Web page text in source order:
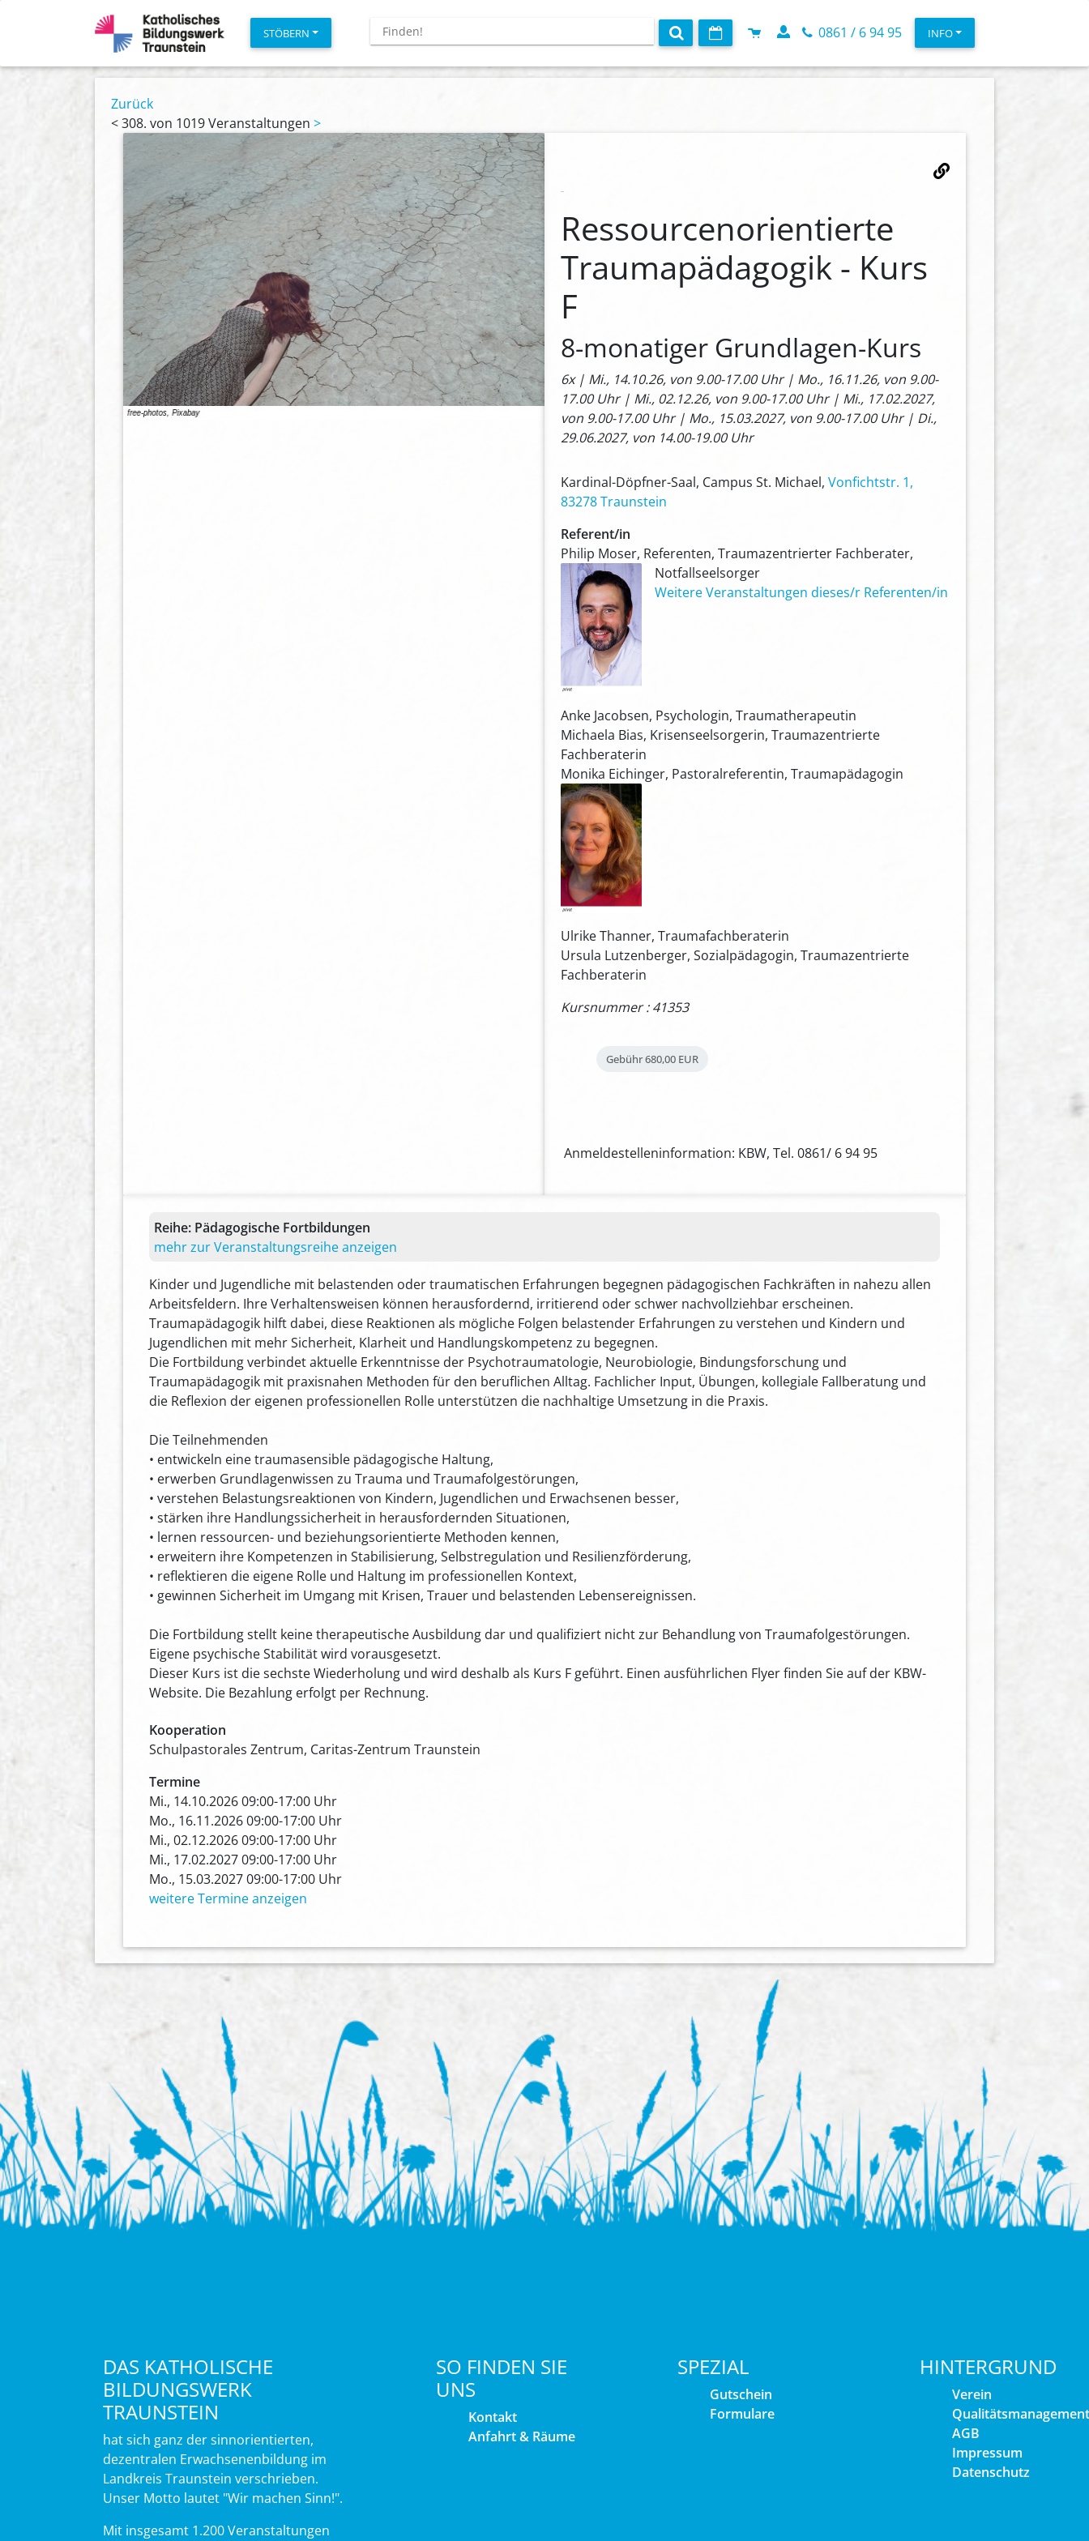
STÖBERN 0861 / 6 94 95 INFO
Zurück
<308. von 1019 Veranstaltungen >
Ressourcenorientierte
Traumapädagogik - Kurs
F
8-monatiger Grundlagen-Kurs
6x | Mi., 14.10.26, von 9.00-17.00 Uhr | Mo., 16.11.26, von 9.00-
17.00 Uhr | Mi., 02.12.26, von 9.00-17.00 Uhr | Mi., 17.02.2027,
von 9.00-17.00 Uhr | Mo., 15.03.2027, von 9.00-17.00 Uhr | Di.,
29.06.2027, von 14.00-19.00 Uhr
Kardinal-Döpfner-Saal, Campus St. Michael, Vonfichtstr. 1,
83278 Traunstein
Referent/in
Philip Moser, Referenten, Traumazentrierter Fachberater,
Notfallseelsorger
Weitere Veranstaltungen dieses/r Referenten/in
Anke Jacobsen, Psychologin, Traumatherapeutin
Michaela Bias, Krisenseelsorgerin, Traumazentrierte
Fachberaterin
Monika Eichinger, Pastoralreferentin, Traumapädagogin
Ulrike Thanner, Traumafachberaterin
Ursula Lutzenberger, Sozialpädagogin, Traumazentrierte
Fachberaterin
Kursnummer : 41353
Gebühr680,00 EUR
Anmeldestelleninformation: KBW, Tel. 0861/ 6 94 95
Reihe: Pädagogische Fortbildungen
mehr zur Veranstaltungsreihe anzeigen
Kinder und Jugendliche mit belastenden oder traumatischen Erfahrungen begegnen pädagogischen Fachkräften in nahezu allen
Arbeitsfeldern. Ihre Verhaltensweisen können herausfordernd, irritierend oder schwer nachvollziehbar erscheinen.
Traumapädagogik hilft dabei, diese Reaktionen als mögliche Folgen belastender Erfahrungen zu verstehen und Kindern und
Jugendlichen mit mehr Sicherheit, Klarheit und Handlungskompetenz zu begegnen.
Die Fortbildung verbindet aktuelle Erkenntnisse der Psychotraumatologie, Neurobiologie, Bindungsforschung und
Traumapädagogik mit praxisnahen Methoden für den beruflichen Alltag. Fachlicher Input, Übungen, kollegiale Fallberatung und
die Reflexion der eigenen professionellen Rolle unterstützen die nachhaltige Umsetzung in die Praxis.
Die Teilnehmenden
• entwickeln eine traumasensible pädagogische Haltung,
• erwerben Grundlagenwissen zu Trauma und Traumafolgestörungen,
• verstehen Belastungsreaktionen von Kindern, Jugendlichen und Erwachsenen besser,
• stärken ihre Handlungssicherheit in herausfordernden Situationen,
• lernen ressourcen- und beziehungsorientierte Methoden kennen,
• erweitern ihre Kompetenzen in Stabilisierung, Selbstregulation und Resilienzförderung,
• reflektieren die eigene Rolle und Haltung im professionellen Kontext,
• gewinnen Sicherheit im Umgang mit Krisen, Trauer und belastenden Lebensereignissen.
Die Fortbildung stellt keine therapeutische Ausbildung dar und qualifiziert nicht zur Behandlung von Traumafolgestörungen.
Eigene psychische Stabilität wird vorausgesetzt.
Dieser Kurs ist die sechste Wiederholung und wird deshalb als Kurs F geführt. Einen ausführlichen Flyer finden Sie auf der KBW-
Website. Die Bezahlung erfolgt per Rechnung.
Kooperation
Schulpastorales Zentrum, Caritas-Zentrum Traunstein
Termine
Mi., 14.10.2026 09:00-17:00 Uhr
Mo., 16.11.2026 09:00-17:00 Uhr
Mi., 02.12.2026 09:00-17:00 Uhr
Mi., 17.02.2027 09:00-17:00 Uhr
Mo., 15.03.2027 09:00-17:00 Uhr
weitere Termine anzeigen
DAS KATHOLISCHE
BILDUNGSWERK
TRAUNSTEIN
hat sich ganz der sinnorientierten,
dezentralen Erwachsenenbildung im
Landkreis Traunstein verschrieben.
Unser Motto lautet "Wir machen Sinn!".
Mit insgesamt 1.200 Veranstaltungen
SO FINDEN SIE
UNS
Kontakt
Anfahrt & Räume
SPEZIAL
Gutschein
Formulare
HINTERGRUND
Verein
Qualitätsmanagement
AGB
Impressum
Datenschutz